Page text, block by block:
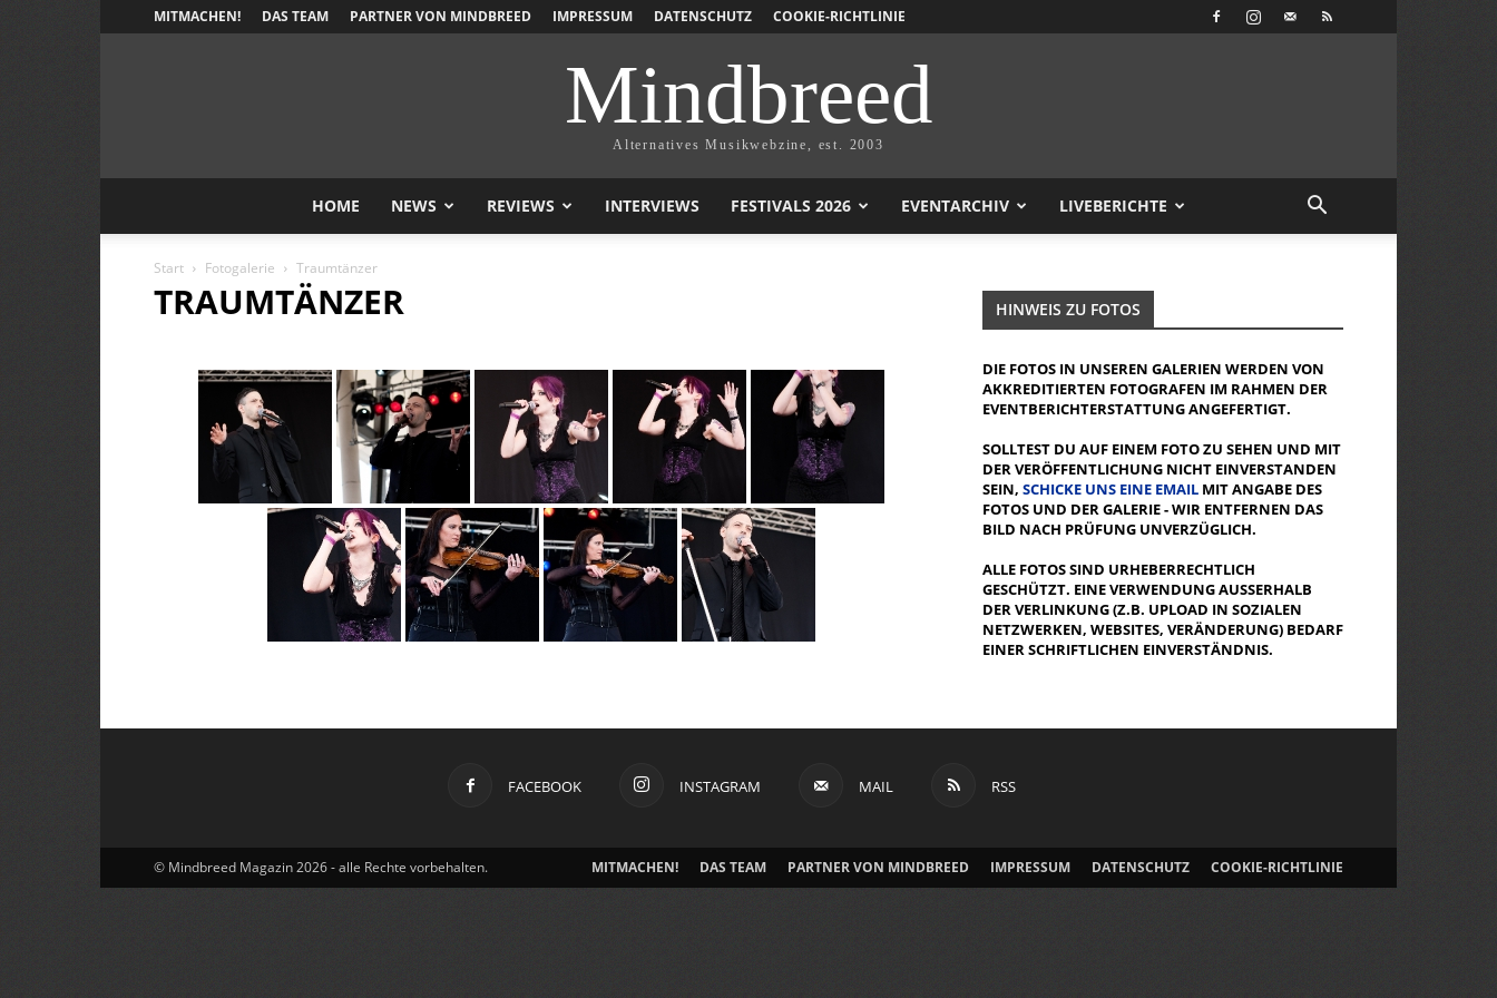
MITMACHEN! DAS TEAM PARTNER VON MINDBREED IMPRESSUM DATENSCHUTZ COOKIE-RICHTLINIE
Mindbreed
Alternatives Musikwebzine, est. 2003
HOME NEWS REVIEWS INTERVIEWS FESTIVALS 2026 EVENTARCHIV LIVEBERICHTE
Start Fotogalerie Traumtänzer
TRAUMTÄNZER HINWEIS ZU FOTOS
DIE FOTOS IN UNSEREN GALERIEN WERDEN VON
AKKREDITIERTEN FOTOGRAFEN IM RAHMEN DER
EVENTBERICHTERSTATTUNG ANGEFERTIGT.
SOLLTEST DU AUF EINEM FOTO ZU SEHEN UND MIT
DER VERÖFFENTLICHUNG NICHT EINVERSTANDEN
SEIN, SCHICKE UNS EINE EMAIL MIT ANGABE DES
FOTOS UND DER GALERIE - WIR ENTFERNEN DAS
BILD NACH PRÜFUNG UNVERZÜGLICH.
ALLE FOTOS SIND URHEBERRECHTLICH
GESCHÜTZT. EINE VERWENDUNG AUSSERHALB D
ER VERLINKUNG (Z.B. UPLOAD IN SOZIALEN N
ETZWERKEN, WEBSITES, VERÄNDERUNG) BEDARF E
INER SCHRIFTLICHEN EINVERSTÄNDNIS.
FACEBOOK INSTAGRAM MAIL RSS
MITMACHEN! DAS TEAM PARTNER VON MINDBREED IMPRESSUM DATENSCHUTZ COOKIE-RICHTLINIE
© Mindbreed Magazin 2026 - alle Rechte vorbehalten.